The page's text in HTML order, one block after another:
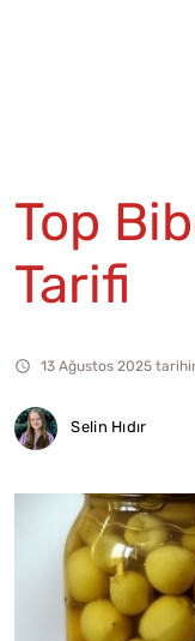
Top
Tarifi
13 Ağustos 2025
Selin Hıdır